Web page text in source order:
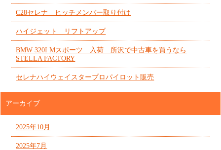
C28セレナ ヒッチメンバー取り付け
ハイジェット リフトアップ
BMW 320I Mスポーツ 入荷 所沢で中古車を買うなら
STELLA FACTORY
セレナハイウェイスタープロパイロット販売
アーカイブ
2025年10月
2025年7月